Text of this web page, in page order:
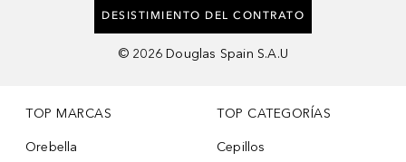
DESISTIMIENTO DEL CONTRATO
© 2026 Douglas Spain S.A.U
TOP MARCAS
Orebella
TOP CATEGORÍAS
Cepillos